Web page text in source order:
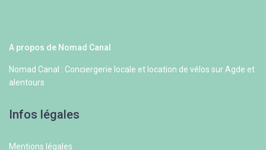
A propos de Nomad Canal
Nomad Canal : Conciergerie locale et location de vélos sur Agde et
alentours
Infos légales
Mentions légales